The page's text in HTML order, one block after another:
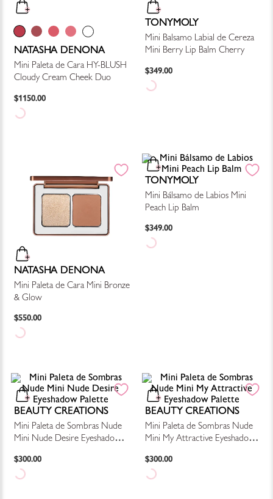
NATASHA DENONA
Mini Paleta de Cara HY-BLUSH
Cloudy Cream Cheek Duo
$1150.00
TONYMOLY
Mini Balsamo Labial de Cereza
Mini Berry Lip Balm Cherry
$349.00
NATASHA DENONA
Mini Paleta de Cara Mini Bronze
& Glow
$550.00
TONYMOLY
Mini Bálsamo de Labios Mini
Peach Lip Balm
$349.00
BEAUTY CREATIONS
Mini Paleta de Sombras Nude
Mini Nude Desire Eyeshadow
$300.00
BEAUTY CREATIONS
Mini Paleta de Sombras Nude
Mini My Attractive Eyeshadow
$300.00